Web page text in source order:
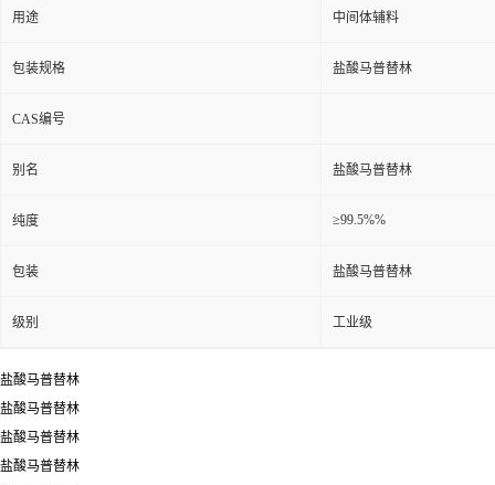
用途 中间体辅料
包装规格 盐酸马普替林
CAS编号
别名 盐酸马普替林
纯度 ≥99.5%%
包装 盐酸马普替林
级别 工业级
盐酸马普替林
盐酸马普替林
盐酸马普替林
盐酸马普替林